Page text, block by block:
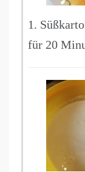
1.
für 20